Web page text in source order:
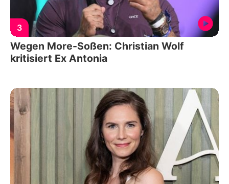
3
Wegen More-Soßen: Christian Wolf
kritisiert Ex Antonia